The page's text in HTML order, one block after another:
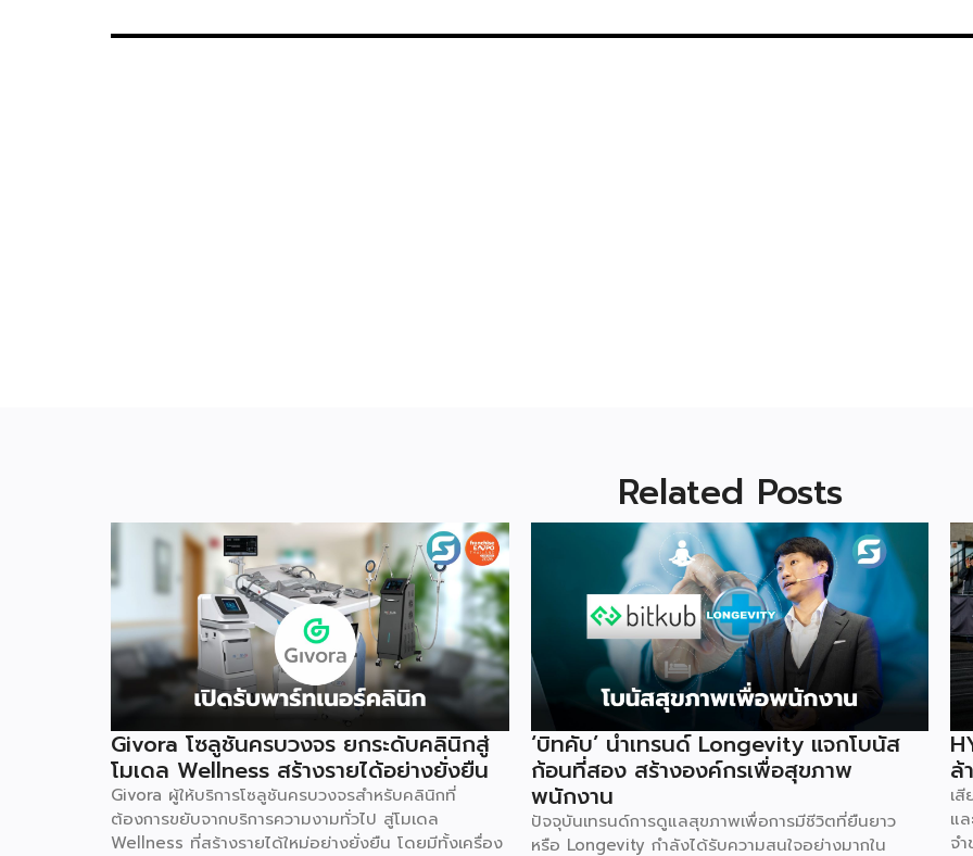
Related Posts
Givora โซลูชันครบวงจร ยกระดับคลินิกสู่
โมเดล Wellness สร้างรายได้อย่างยั่งยืน
Givora ผู้ให้บริการโซลูชันครบวงจรสำหรับคลินิกที่
ต้องการขยับจากบริการความงามทั่วไป สู่โมเดล
Wellness ที่สร้างรายได้ใหม่อย่างยั่งยืน โดยมีทั้งเครื่อง
‘บิทคับ’ นำเทรนด์ Longevity แจกโบนัส
ก้อนที่สอง สร้างองค์กรเพื่อสุขภาพ
พนักงาน
ปัจจุบันเทรนด์การดูแลสุขภาพเพื่อการมีชีวิตที่ยืนยาว
หรือ Longevity กำลังได้รับความสนใจอย่างมากใน
ล้
เ
แ
จ